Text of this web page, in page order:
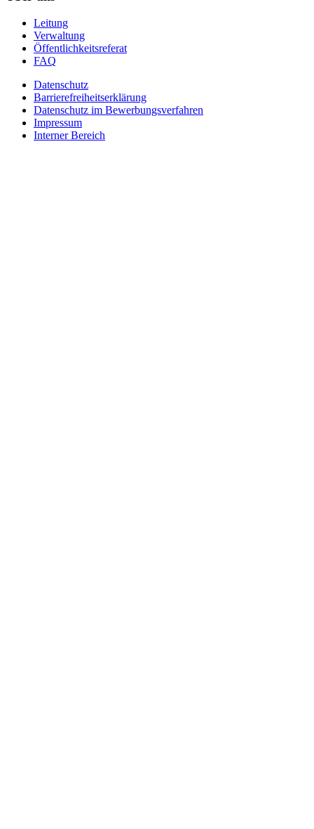
Leitung
Verwaltung
Öffentlichkeitsreferat
FAQ
Datenschutz
Barrierefreiheitserklärung
Datenschutz im Bewerbungsverfahren
Impressum
Interner Bereich